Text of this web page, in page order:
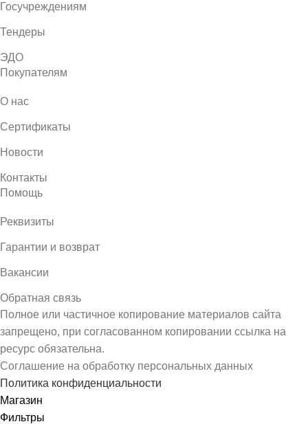
Госучреждениям
Тендеры
ЭДО
Покупателям
О нас
Сертификаты
Новости
Контакты
Помощь
Реквизиты
Гарантии и возврат
Вакансии
Обратная связь
Полное или частичное копирование материалов сайта
запрещено, при согласованном копировании ссылка на
ресурс обязательна.
Соглашение на обработку персональных данных
Политика конфиденциальности
Магазин
Фильтры